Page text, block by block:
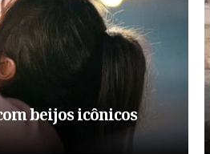
beijos icônicos